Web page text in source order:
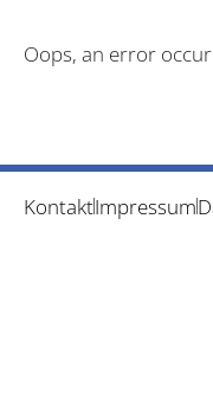
Oops, an error
KontaktImpressum